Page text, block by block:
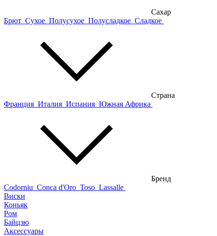
Сахар
Брют Сухое Полусухое Полусладкое Сладкое
Страна
Франция Италия Испания Южная Африка
Бренд
Codorniu Conca d'Oro Toso Lassalle
Виски
Коньяк
Ром
Байцзю
Аксессуары